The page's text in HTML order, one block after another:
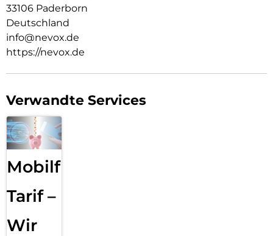
33106 Paderborn
Deutschland
info@nevox.de
https://nevox.de
Verwandte Services
Mobilfunk
Tarif –
Wir